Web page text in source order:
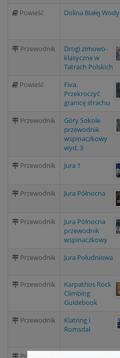
Powieść Dolina Białej Wody
Przewodnik
Drogi zimowo-
klasyczne w
Tatrach Polskich
Powieść
Fiva.
Przekroczyć
granicę strachu
Przewodnik
Góry Sokole
przewodnik
wspinaczkowy
wyd. 3
Przewodnik Jura 1
Przewodnik Jura Północna
Przewodnik
Jura Północna
przewodnik
wspinaczkowy
Przewodnik Jura Południowa
Przewodnik
Karpathos Rock
Climbing
Guidebook
Przewodnik
Klatring i
Romsdal
Przewodnik